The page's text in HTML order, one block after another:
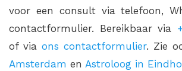
voor een consult via telefoon,
contactformulier. Bereikbaar via
of via ons contactformulier. Zie
Amsterdam en Astroloog in